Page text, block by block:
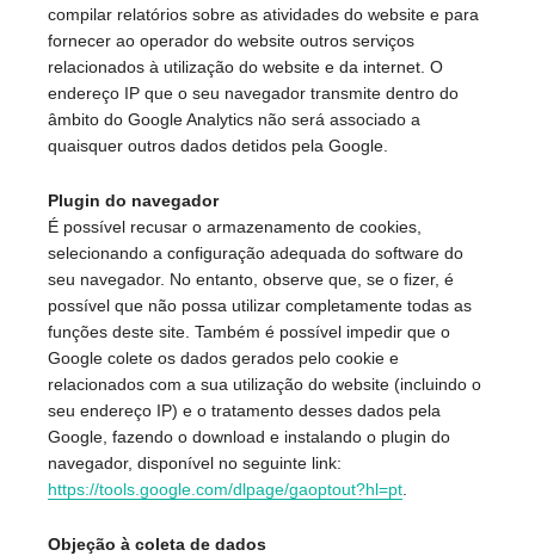
compilar relatórios sobre as atividades do website e para
fornecer ao operador do website outros serviços
relacionados à utilização do website e da internet. O
endereço IP que o seu navegador transmite dentro do
âmbito do Google Analytics não será associado a
quaisquer outros dados detidos pela Google.
Plugin do navegador
É possível recusar o armazenamento de cookies,
selecionando a configuração adequada do software do
seu navegador. No entanto, observe que, se o fizer, é
possível que não possa utilizar completamente todas as
funções deste site. Também é possível impedir que o
Google colete os dados gerados pelo cookie e
relacionados com a sua utilização do website (incluindo o
seu endereço IP) e o tratamento desses dados pela
Google, fazendo o download e instalando o plugin do
navegador, disponível no seguinte link:
https://tools.google.com/dlpage/gaoptout?hl=pt.
Objeção à coleta de dados